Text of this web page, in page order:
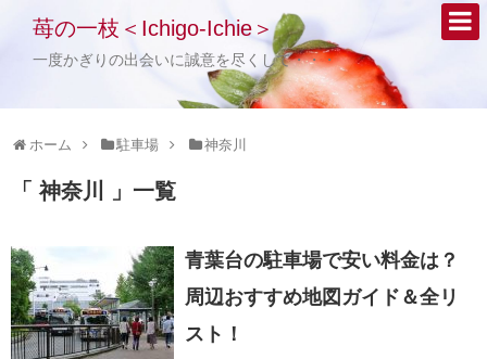
苺の一枝＜Ichigo-Ichie＞
一度かぎりの出会いに誠意を尽くして・・・
ホーム 駐車場 神奈川
「 神奈川 」一覧
青葉台の駐車場で安い料金は？
周辺おすすめ地図ガイド＆全リ
スト！